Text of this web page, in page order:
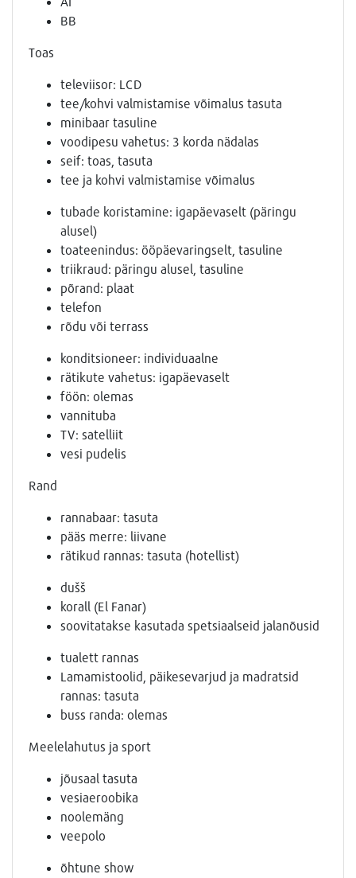
BB
Toas
televiisor: LCD
tee/kohvi valmistamise võimalus tasuta
minibaar tasuline
voodipesu vahetus: 3 korda nädalas
seif: toas, tasuta
tee ja kohvi valmistamise võimalus
tubade koristamine: igapäevaselt (päringu
alusel)
toateenindus: ööpäevaringselt, tasuline
triikraud: päringu alusel, tasuline
põrand: plaat
telefon
rõdu või terrass
konditsioneer: individuaalne
rätikute vahetus: igapäevaselt
föön: olemas
vannituba
TV: satelliit
vesi pudelis
Rand
rannabaar: tasuta
pääs merre: liivane
rätikud rannas: tasuta (hotellist)
dušš
korall (El Fanar)
soovitatakse kasutada spetsiaalseid jalanõusid
tualett rannas
Lamamistoolid, päikesevarjud ja madratsid
rannas: tasuta
buss randa: olemas
Meelelahutus ja sport
jõusaal tasuta
vesiaeroobika
noolemäng
veepolo
õhtune show